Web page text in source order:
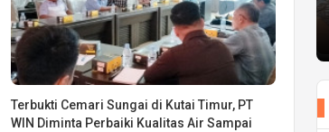
Terbukti Cemari Sungai di Kutai Timur, PT
WIN Diminta Perbaiki Kualitas Air Sampai